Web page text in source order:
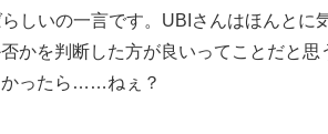
らしいの一言です。UBIさんはほんと
かを判断した方が良いってことだと
かったら……ねぇ？